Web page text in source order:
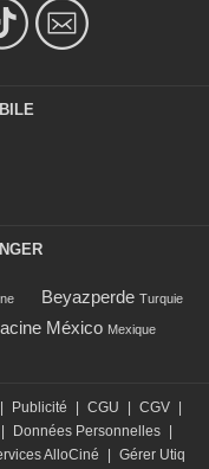
Beyazperde Turquie
México Mexique
| Publicité | CGU | CGV |
| Données Personnelles |
AlloCiné | Gérer Utiq